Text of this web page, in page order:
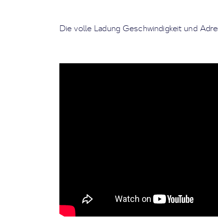
Die volle Ladung Geschwindigkeit und